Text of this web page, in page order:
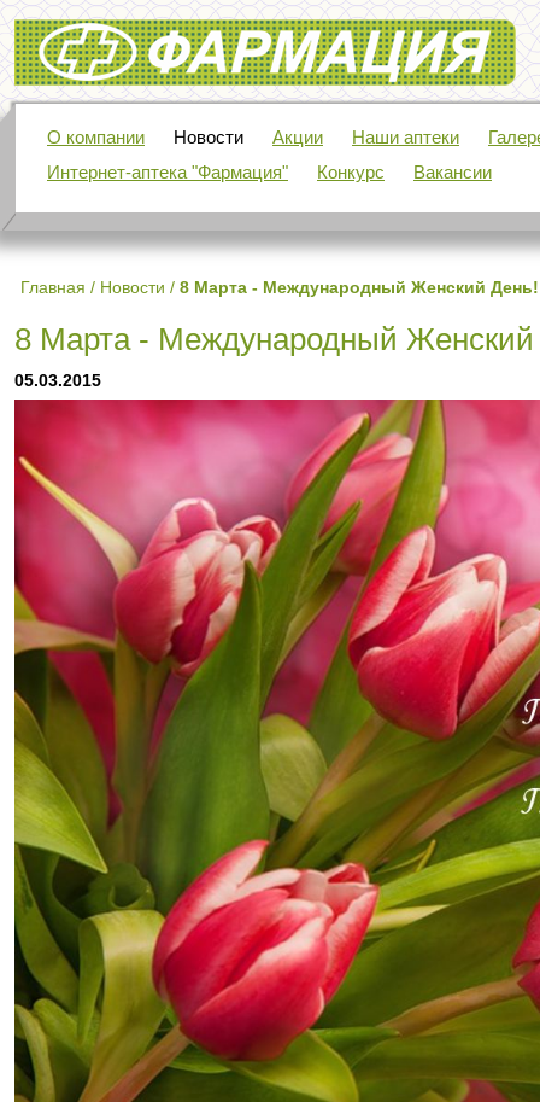
Фармация
О компании Новости Акции Наши аптеки
Интернет-аптека "Фармация"
Конкурс Вакансии
Главная / Новости / 8 Марта - Международный Женский День!
8 Марта - Международный
05.03.2015